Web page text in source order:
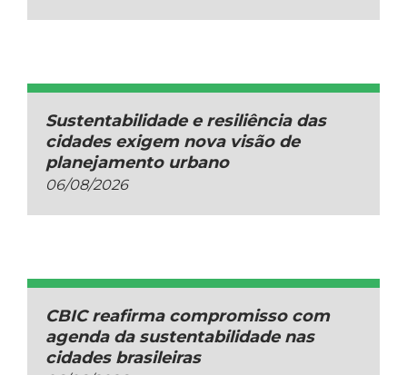
Sustentabilidade e resiliência das
cidades exigem nova visão de
planejamento urbano
06/08/2026
CBIC reafirma compromisso com
agenda da sustentabilidade nas
cidades brasileiras